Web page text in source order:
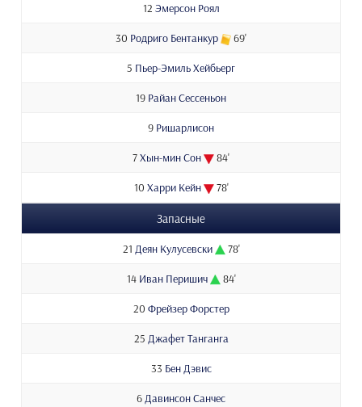
12 Эмерсон Роял
30 Родриго Бентанкур 69'
5 Пьер-Эмиль Хейбьерг
19 Райан Сессеньон
9 Ришарлисон
7Хын-мин Сон 84'
10 Харри Кейн 78'
Запасные
21 Деян Кулусевски 78'
14 Иван Перишич 84'
20 Фрейзер Форстер
25 Джафет Танганга
33 Бен Дэвис
6Давинсон Санчес